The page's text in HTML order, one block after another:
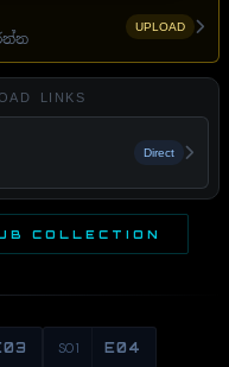
UPLOAD
LINKS
Direct
COLLECTION
S01 E04